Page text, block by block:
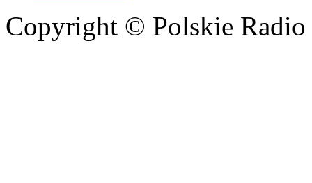
Copyright © Polskie